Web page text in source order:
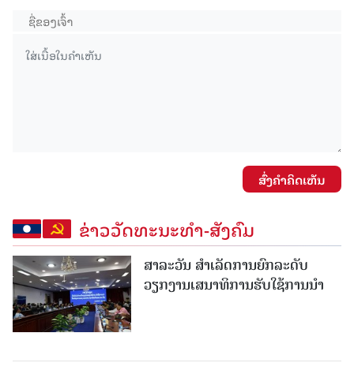
ສົ່ງຄໍາຄິດເຫັນ
ຂ່າວວັດທະນະທຳ-ສັງຄົມ
ສາລະວັນ ສໍາເລັດການຍົກລະດັບ
ວຽກງານເສນາທິການຮັບໃຊ້ການນໍາ